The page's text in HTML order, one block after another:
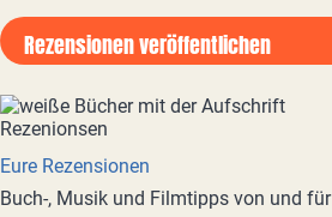
Rezensionen veröffentlichen
Eure Rezensionen
Buch-, Musik und Filmtipps von und für